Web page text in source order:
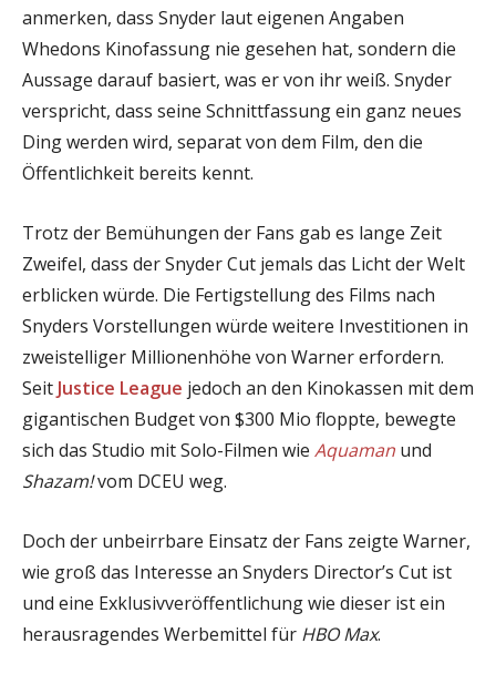
anmerken, dass Snyder laut eigenen Angaben
Whedons Kinofassung nie gesehen hat, sondern die
Aussage darauf basiert, was er von ihr weiß. Snyder
verspricht, dass seine Schnittfassung ein ganz neues
Ding werden wird, separat von dem Film, den die
Öffentlichkeit bereits kennt.
Trotz der Bemühungen der Fans gab es lange Zeit
Zweifel, dass der Snyder Cut jemals das Licht der Welt
erblicken würde. Die Fertigstellung des Films nach
Snyders Vorstellungen würde weitere Investitionen in
zweistelliger Millionenhöhe von Warner erfordern.
Seit Justice League jedoch an den Kinokassen mit dem
gigantischen Budget von $300 Mio floppte, bewegte
sich das Studio mit Solo-Filmen wie Aquaman und
Shazam!vom DCEU weg.
Doch der unbeirrbare Einsatz der Fans zeigte Warner,
wie groß das Interesse an Snyders Director’s Cut ist
und eine Exklusivveröffentlichung wie dieser ist ein
herausragendes Werbemittel für HBO Max.